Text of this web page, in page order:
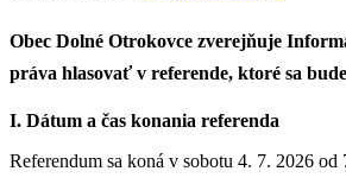
Obec Dolné Otrokovce zverejňuje
práva hlasovať v referende, ktoré sa
I. Dátum a čas konania referenda
Referendum sa koná v sobotu 4. 7. 2026 od